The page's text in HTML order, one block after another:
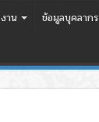
าน ข้อมูลบุคลากร